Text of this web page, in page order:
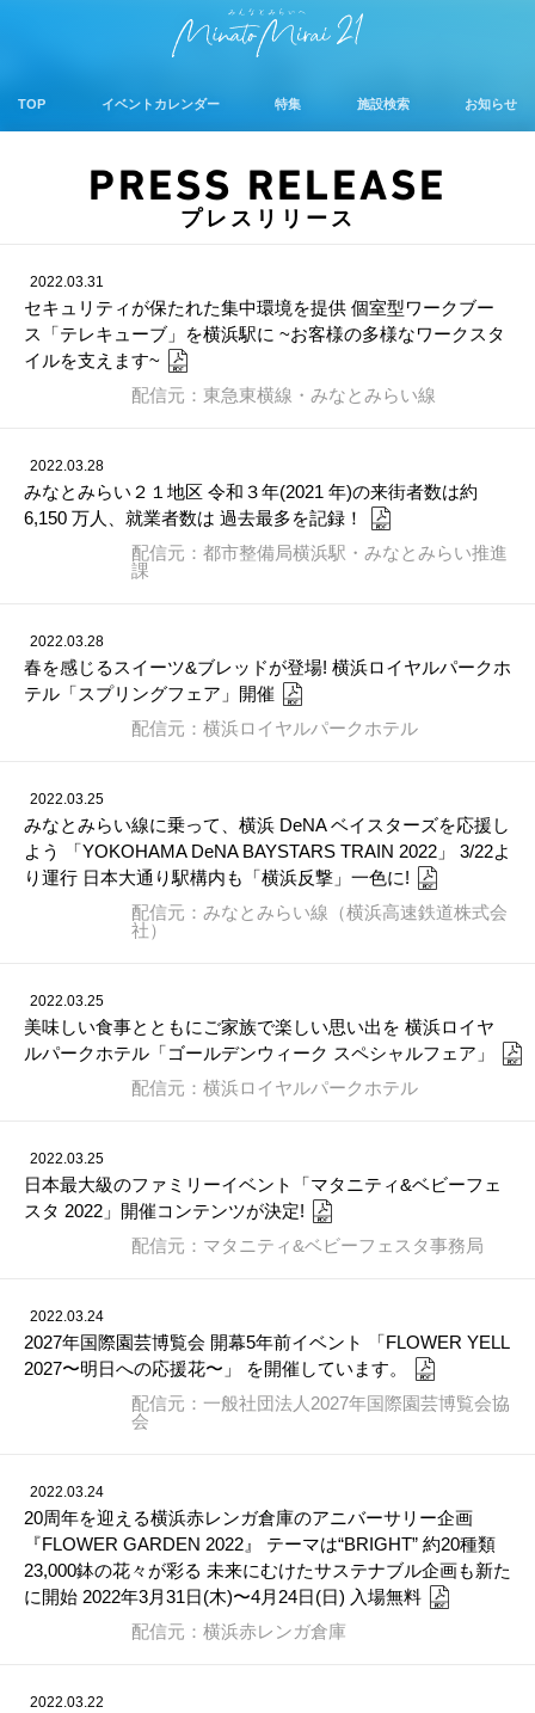
TOP イベントカレンダー 特集 施設検索 お知らせ
PRESS RELEASE
プレスリリース
2022.03.31
セキュリティが保たれた集中環境を提供 個室型ワークブー
ス「テレキューブ」を横浜駅に ~お客様の多様なワークスタ
イルを支えます~
配信元：東急東横線・みなとみらい線
2022.03.28
みなとみらい２１地区 令和３年(2021 年)の来街者数は約
6,150 万人、就業者数は 過去最多を記録！
配信元：都市整備局横浜駅・みなとみらい推進
課
2022.03.28
春を感じるスイーツ&ブレッドが登場! 横浜ロイヤルパークホ
テル「スプリングフェア」開催
配信元：横浜ロイヤルパークホテル
2022.03.25
みなとみらい線に乗って、横浜 DeNA ベイスターズを応援し
よう 「YOKOHAMA DeNA BAYSTARS TRAIN 2022」 3/22よ
り運行 日本大通り駅構内も「横浜反撃」一色に!
配信元：みなとみらい線（横浜高速鉄道株式会
社）
2022.03.25
美味しい食事とともにご家族で楽しい思い出を 横浜ロイヤ
ルパークホテル「ゴールデンウィーク スペシャルフェア」
配信元：横浜ロイヤルパークホテル
2022.03.25
日本最大級のファミリーイベント「マタニティ&ベビーフェ
スタ 2022」開催コンテンツが決定!
配信元：マタニティ&ベビーフェスタ事務局
2022.03.24
2027年国際園芸博覧会 開幕5年前イベント 「FLOWER YELL
2027〜明日への応援花〜」 を開催しています。
配信元：一般社団法人2027年国際園芸博覧会協
会
2022.03.24
20周年を迎える横浜赤レンガ倉庫のアニバーサリー企画
『FLOWER GARDEN 2022』 テーマは“BRIGHT” 約20種類
23,000鉢の花々が彩る 未来にむけたサステナブル企画も新た
に開始 2022年3月31日(木)〜4月24日(日) 入場無料
配信元：横浜赤レンガ倉庫
2022.03.22